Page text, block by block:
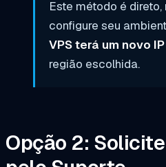
Este método é
configure seu
VPS terá um novo IP
região escolhida.
Opção 2: